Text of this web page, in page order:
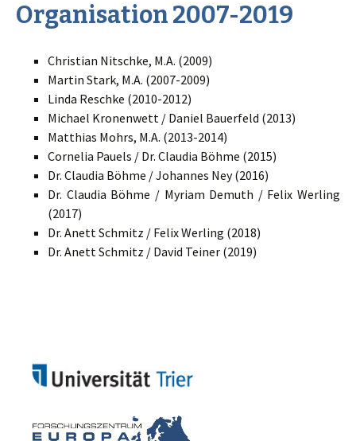
Organisation 2007-2019
Christian Nitschke, M.A. (2009)
Martin Stark, M.A. (2007-2009)
Linda Reschke (2010-2012)
Michael Kronenwett / Daniel Bauerfeld (2013)
Matthias Mohrs, M.A. (2013-2014)
Cornelia Pauels / Dr. Claudia Böhme (2015)
Dr. Claudia Böhme / Johannes Ney (2016)
Dr. Claudia Böhme / Myriam Demuth / Felix Werling
(2017)
Dr. Anett Schmitz / Felix Werling (2018)
Dr. Anett Schmitz / David Teiner (2019)